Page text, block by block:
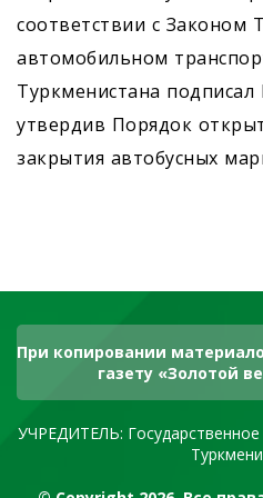
соответствии с Законом
автомобильном
Туркменистана подписал
утвердив Порядок
закрытия автобусных
При копировании
газету «Золотой
УЧРЕДИТЕЛЬ: